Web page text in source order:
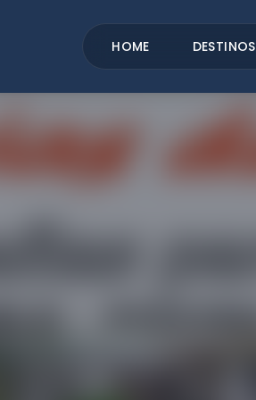
HOME DESTINOS